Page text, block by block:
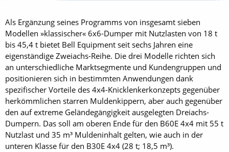
Als Ergänzung seines Programms von insgesamt sieben
Modellen »klassischer« 6x6-Dumper mit Nutzlasten von 18 t
bis 45,4 t bietet Bell Equipment seit sechs Jahren eine
eigenständige Zweiachs-Reihe. Die drei Modelle richten sich
an unterschiedliche Marktsegmente und Kundengruppen und
positionieren sich in bestimmten Anwendungen dank
spezifischer Vorteile des 4x4-Knicklenkerkonzepts gegenüber
herkömmlichen starren Muldenkippern, aber auch gegenüber
den auf extreme Geländegängigkeit ausgelegten Dreiachs-
Dumpern. Das soll am oberen Ende für den B60E 4x4 mit 55 t
Nutzlast und 35 m³ Muldeninhalt gelten, wie auch in der
unteren Klasse für den B30E 4x4 (28 t; 18,5 m³).